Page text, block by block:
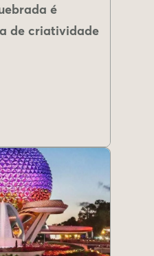
é
de criatividade